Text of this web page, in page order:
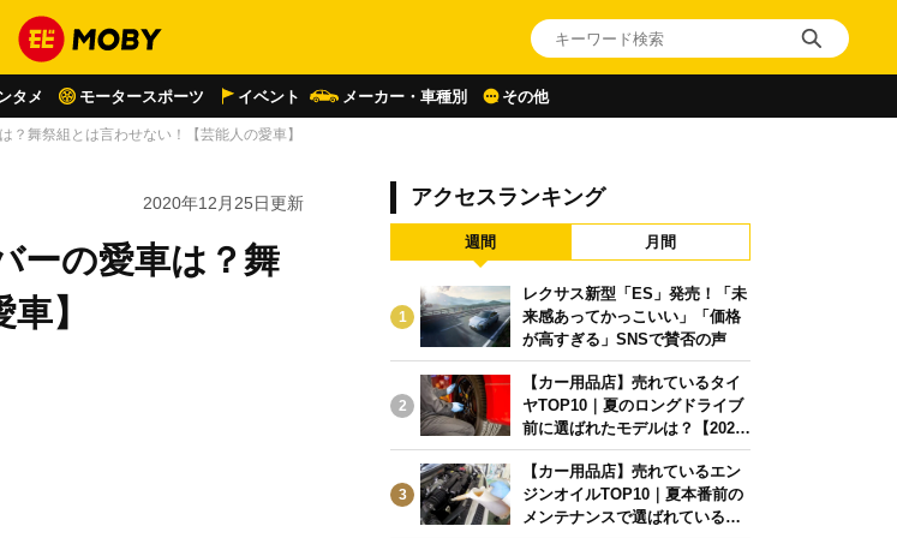
タメ モータースポーツ イベント メーカー・車種別 その他
？舞祭組とは言わせない！【芸能人の愛車】
2020年12月25日更新
ーの愛車は？舞
】
アクセスランキング
週間 月間
1
レクサス新型「ES」発売！「未
来感あってかっこいい」「価格
が高すぎる」SNSで賛否の声
2
【カー用品店】売れているタイ
ヤTOP10｜夏のロングドライブ
前に選ばれたモデルは？【2026
年6月版】
3
【カー用品店】売れているエン
ジンオイルTOP10｜夏本番前の
メンテナンスで選ばれている人